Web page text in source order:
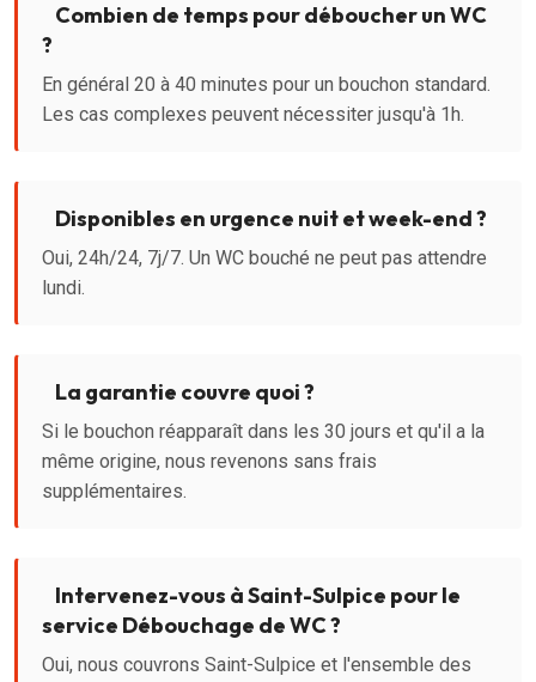
Combien de temps pour déboucher un WC
?
En général 20 à 40 minutes pour un bouchon standard.
Les cas complexes peuvent nécessiter jusqu'à 1h.
Disponibles en urgence nuit et week-end ?
Oui, 24h/24, 7j/7. Un WC bouché ne peut pas attendre
lundi.
La garantie couvre quoi ?
Si le bouchon réapparaît dans les 30 jours et qu'il a la
même origine, nous revenons sans frais
supplémentaires.
Intervenez-vous à Saint-Sulpice pour le
service Débouchage de WC ?
Oui, nous couvrons Saint-Sulpice et l'ensemble des